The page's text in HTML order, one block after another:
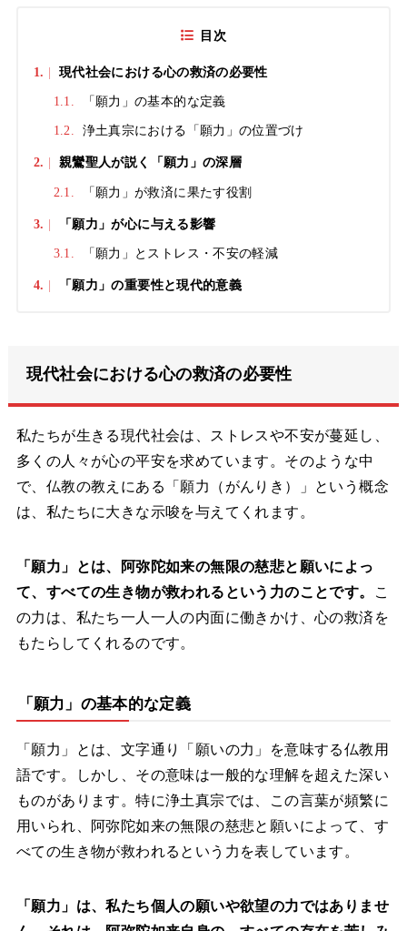
目次
1. 現代社会における心の救済の必要性
1.1. 「願力」の基本的な定義
1.2. 浄土真宗における「願力」の位置づけ
2. 親鸞聖人が説く「願力」の深層
2.1. 「願力」が救済に果たす役割
3. 「願力」が心に与える影響
3.1. 「願力」とストレス・不安の軽減
4. 「願力」の重要性と現代的意義
現代社会における心の救済の必要性
私たちが生きる現代社会は、ストレスや不安が蔓延し、
多くの人々が心の平安を求めています。そのような中
で、仏教の教えにある「願力（がんりき）」という概念
は、私たちに大きな示唆を与えてくれます。
「願力」とは、阿弥陀如来の無限の慈悲と願いによっ
て、すべての生き物が救われるという力のことです。
こ
の力は、私たち一人一人の内面に働きかけ、心の救済を
もたらしてくれるのです。
「願力」の基本的な定義
「願力」とは、文字通り「願いの力」を意味する仏教用
語です。しかし、その意味は一般的な理解を超えた深い
ものがあります。特に浄土真宗では、この言葉が頻繁に
用いられ、阿弥陀如来の無限の慈悲と願いによって、す
べての生き物が救われるという力を表しています。
「願力」は、私たち個人の願いや欲望の力ではありませ